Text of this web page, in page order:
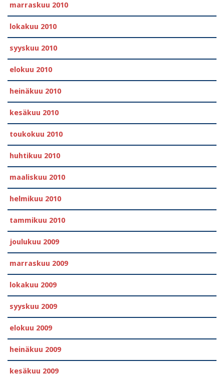
marraskuu 2010
lokakuu 2010
syyskuu 2010
elokuu 2010
heinäkuu 2010
kesäkuu 2010
toukokuu 2010
huhtikuu 2010
maaliskuu 2010
helmikuu 2010
tammikuu 2010
joulukuu 2009
marraskuu 2009
lokakuu 2009
syyskuu 2009
elokuu 2009
heinäkuu 2009
kesäkuu 2009